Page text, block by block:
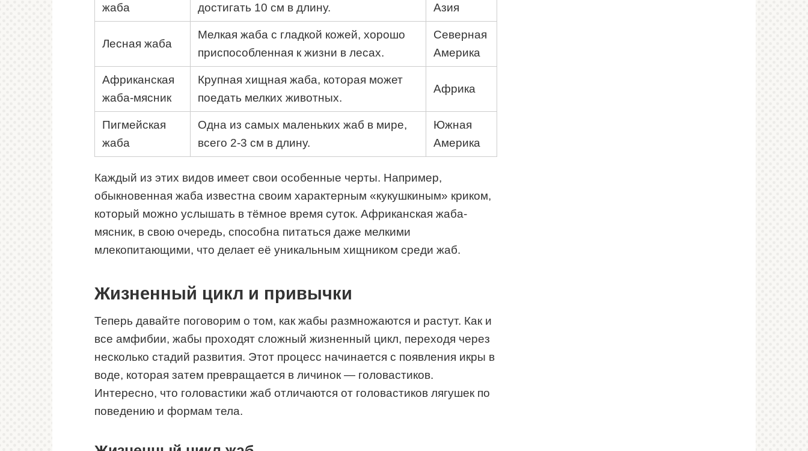
жаба
достигать 10 см в длину.
Азия
Лесная жаба
Мелкая жаба с гладкой кожей, хорошо
приспособленная к жизни в лесах.
Северная
Америка
Африканская
жаба-мясник
Крупная хищная жаба, которая может
поедать мелких животных.
Африка
Пигмейская
жаба
Одна из самых маленьких жаб в мире,
всего 2-3 см в длину.
Южная
Америка
Каждый из этих видов имеет свои особенные черты. Например,
обыкновенная жаба известна своим характерным «кукушкиным» криком,
который можно услышать в тёмное время суток. Африканская жаба-
мясник, в свою очередь, способна питаться даже мелкими
млекопитающими, что делает её уникальным хищником среди жаб.
Жизненный цикл и привычки
Теперь давайте поговорим о том, как жабы размножаются и растут. Как и
все амфибии, жабы проходят сложный жизненный цикл, переходя через
несколько стадий развития. Этот процесс начинается с появления икры в
воде, которая затем превращается в личинок — головастиков.
Интересно, что головастики жаб отличаются от головастиков лягушек по
поведению и формам тела.